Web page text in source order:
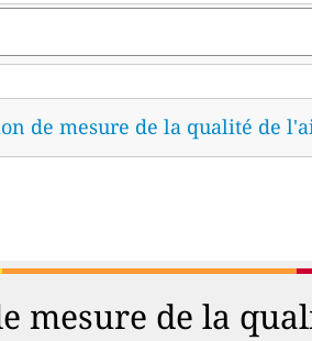
de mesure de la qualité de
mesure de la